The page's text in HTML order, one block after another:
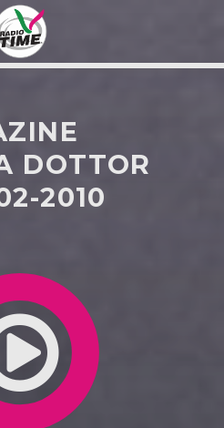
SITO WEB:
DOTTOR
2010